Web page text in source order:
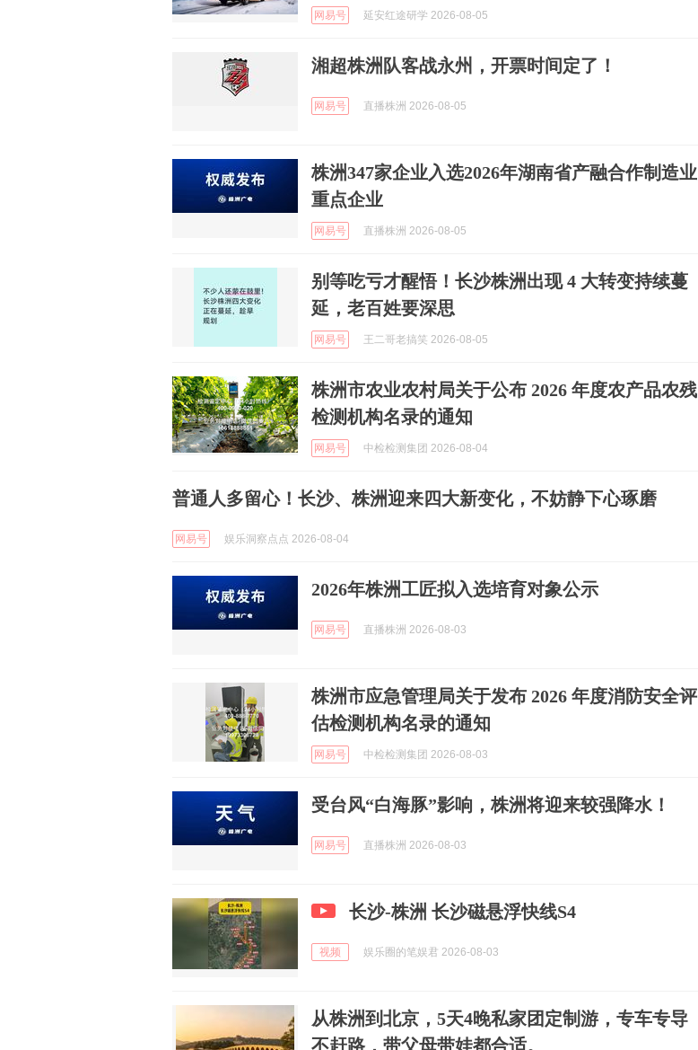
网易号 延安红途研学 2026-08-05
湘超株洲队客战永州，开票时间定了！
网易号 直播株洲 2026-08-05
株洲347家企业入选2026年湖南省产融合作制造业
重点企业
网易号 直播株洲 2026-08-05
别等吃亏才醒悟！长沙株洲出现 4 大转变持续蔓
延，老百姓要深思
网易号 王二哥老搞笑 2026-08-05
株洲市农业农村局关于公布 2026 年度农产品农残
检测机构名录的通知
网易号 中检检测集团 2026-08-04
普通人多留心！长沙、株洲迎来四大新变化，不妨静下心琢磨
网易号 娱乐洞察点点 2026-08-04
2026年株洲工匠拟入选培育对象公示
网易号 直播株洲 2026-08-03
株洲市应急管理局关于发布 2026 年度消防安全评
估检测机构名录的通知
网易号 中检检测集团 2026-08-03
受台风“白海豚”影响，株洲将迎来较强降水！
网易号 直播株洲 2026-08-03
长沙-株洲 长沙磁悬浮快线S4
视频 娱乐圈的笔娱君 2026-08-03
从株洲到北京，5天4晚私家团定制游，专车专导
不赶路，带父母带娃都合适。